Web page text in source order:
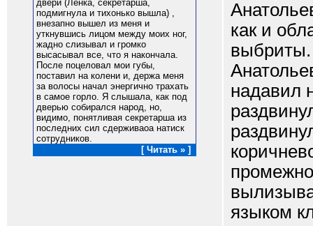
двери (Ленка, секретарша,
подмигнула и тихонько вышла) ,
внезапно вышел из меня и
уткнувшись лицом между моих ног,
жадно слизывал и громко
высасывал все, что я накончала.
После поцеловал мои губы,
поставил на колени и, держа меня
за волосы начал энергично трахать
в самое горло. Я слышала, как под
дверью собирался народ, но,
видимо, понятливая секретарша из
последних сил сдерживаоа натиск
сотрудников.
[ Читать » ]
как и
выбриты.
надавил
языком